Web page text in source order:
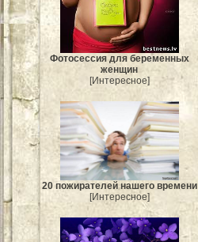
Фотосессия для беременных
женщин
[Интересное]
20 пожирателей нашего времени
[Интересное]